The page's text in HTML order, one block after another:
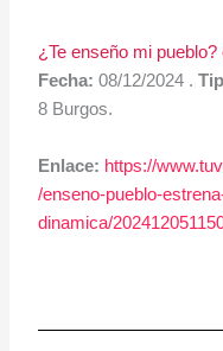
¿Te enseño mi
Fecha: 08/12/2024 .
8 Burgos.
Enlace: https://
/enseno-pueblo-
dinamica/